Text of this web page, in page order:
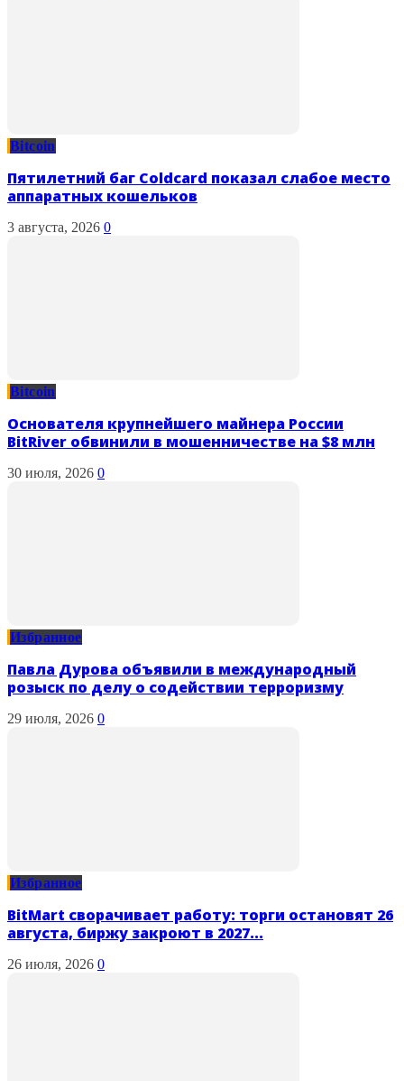
Bitcoin
Пятилетний баг Coldcard показал слабое место
аппаратных кошельков
3 августа, 2026 0
Bitcoin
Основателя крупнейшего майнера России
BitRiver обвинили в мошенничестве на $8 млн
30 июля, 2026 0
Избранное
Павла Дурова объявили в международный
розыск по делу о содействии терроризму
29 июля, 2026 0
Избранное
BitMart сворачивает работу: торги остановят 26
августа, биржу закроют в 2027...
26 июля, 2026 0